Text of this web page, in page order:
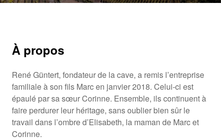
À propos
René Güntert, fondateur de la cave, a remis l’entreprise
familiale à son fils Marc en janvier 2018. Celui-ci est
épaulé par sa sœur Corinne. Ensemble, ils continuent à
faire perdurer leur héritage, sans oublier bien sûr le
travail dans l’ombre d’Elisabeth, la maman de Marc et
Corinne.